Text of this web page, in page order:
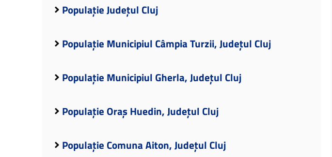
Populație Județul Cluj
Populație Municipiul Câmpia Turzii, Județul Cluj
Populație Municipiul Gherla, Județul Cluj
Populație Oraș Huedin, Județul Cluj
Populație Comuna Aiton, Județul Cluj